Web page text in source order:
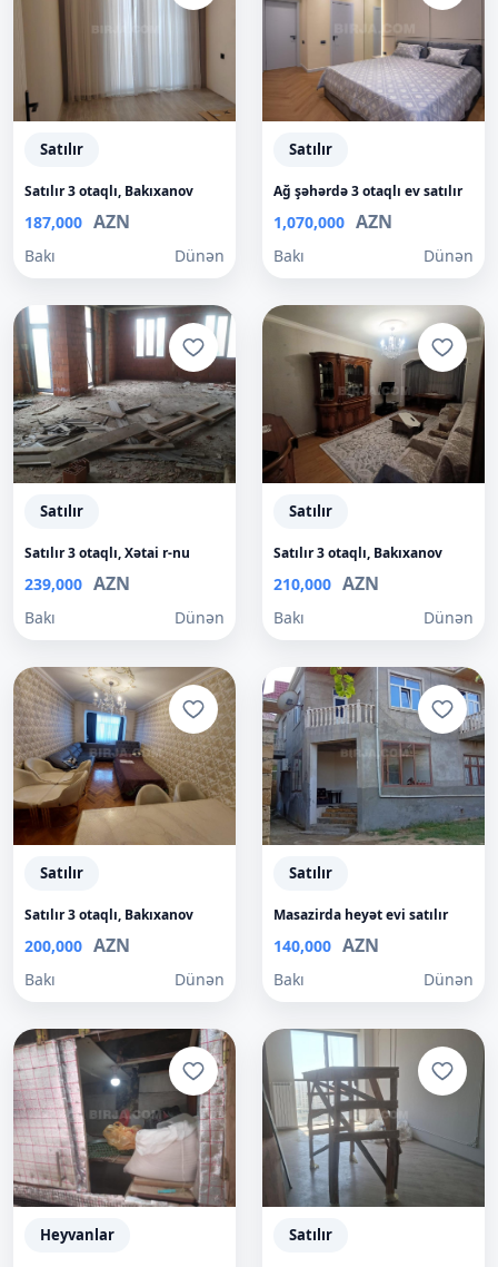
Satılır
Satılır 3 otaqlı, Bakıxanov
187,000 AZN
Bakı Dünən
Satılır
Ağ şəhərdə 3 otaqlı ev satılır
1,070,000 AZN
Bakı Dünən
Satılır
Satılır 3 otaqlı, Xətai r-nu
239,000 AZN
Bakı Dünən
Satılır
Satılır 3 otaqlı, Bakıxanov
210,000 AZN
Bakı Dünən
Satılır
Satılır 3 otaqlı, Bakıxanov
200,000 AZN
Bakı Dünən
Satılır
Masazirda heyət evi satılır
140,000 AZN
Bakı Dünən
Heyvanlar Satılır